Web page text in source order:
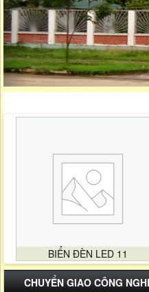
BIỂN ĐÈN LED 11
CHUYỂN GIAO CÔNG